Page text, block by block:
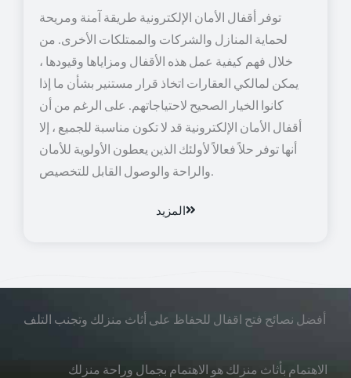
توفر أقفال الأمان الإلكترونية طريقة آمنة ومريحة
لحماية المنازل والشركات والممتلكات الأخرى. من
خلال فهم كيفية عمل هذه الأقفال ومزاياها وقيودها ،
يمكن لمالكي العقارات اتخاذ قرار مستنير بشأن ما إذا
كانوا الخيار الصحيح لاحتياجاتهم. على الرغم من أن
أقفال الأمان الإلكترونية قد لا تكون مناسبة للجميع ، إلا
أنها توفر حلاً فعالاً لأولئك الذين يعطون الأولوية للأمان
والراحة والوصول القابل للتخصيص.
المزيد
أفضل نصائح فتح اقفال للحفاظ على أثاث منزلك وتجنب التلف
الاهتمام بأثاث منزلك هو الاهتمام بجمال وراحة منزلك